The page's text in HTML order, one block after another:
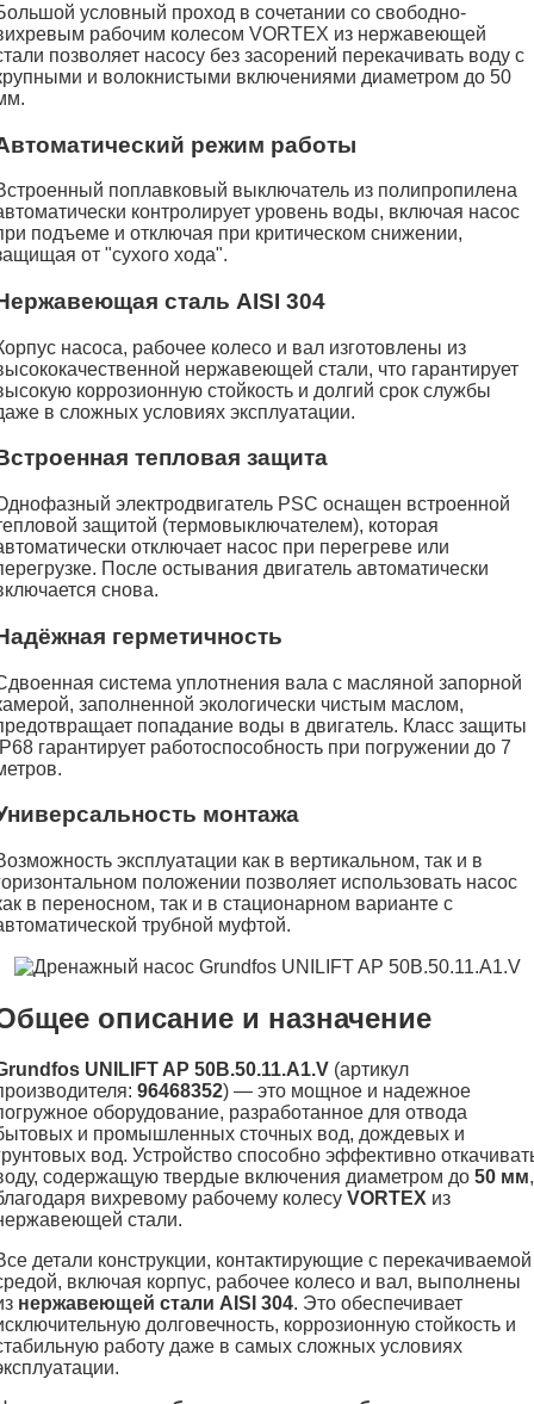
условный проход в сочетании со свободно-
рабочим колесом VORTEX из нержавеющей
позволяет насосу без засорений перекачивать воду с
и волокнистыми включениями диаметром до 50
режим работы
поплавковый выключатель из полипропилена
контролирует уровень воды, включая насос
подъеме и отключая при критическом снижении,
от "сухого хода".
сталь AISI 304
насоса, рабочее колесо и вал изготовлены из
нержавеющей стали, что гарантирует
коррозионную стойкость и долгий срок службы
в сложных условиях эксплуатации.
тепловая защита
электродвигатель PSC оснащен встроенной
защитой (термовыключателем), которая
отключает насос при перегреве или
После остывания двигатель автоматически
снова.
герметичность
система уплотнения вала с масляной запорной
заполненной экологически чистым маслом,
попадание воды в двигатель. Класс защиты
гарантирует работоспособность при погружении до 7
монтажа
эксплуатации как в вертикальном, так и в
положении позволяет использовать насос
в переносном, так и в стационарном варианте с
трубной муфтой.
описание и назначение
UNILIFT AP 50B.50.11.A1.V (артикул
96468352) — это мощное и надежное
оборудование, разработанное для отвода
и промышленных сточных вод, дождевых и
вод. Устройство способно эффективно
содержащую твердые включения диаметром до 50 мм,
вихревому рабочему колесу VORTEX из
стали.
детали конструкции, контактирующие с перекачиваемой
включая корпус, рабочее колесо и вал, выполнены
нержавеющей стали AISI 304. Это обеспечивает
долговечность, коррозионную стойкость и
работу даже в самых сложных условиях